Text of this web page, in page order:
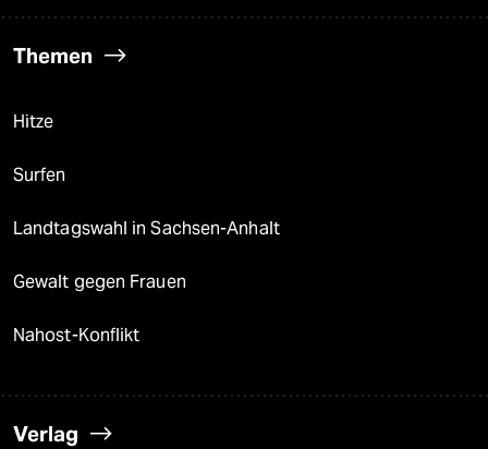
Themen
Hitze
Surfen
Landtagswahl in Sachsen-Anhalt
Gewalt gegen Frauen
Nahost-Konflikt
Verlag